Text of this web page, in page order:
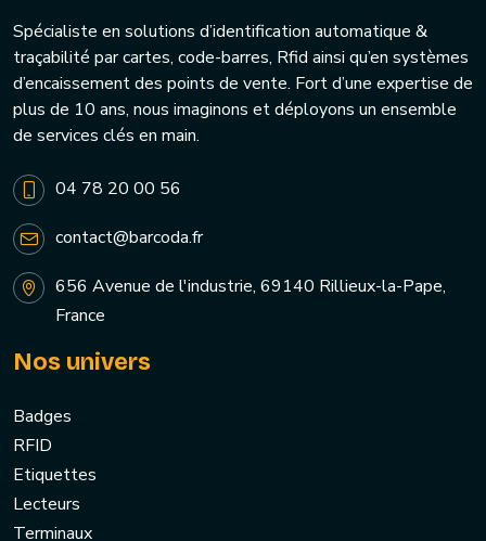
Spécialiste en solutions d’identification automatique &
traçabilité par cartes, code-barres, Rfid ainsi qu’en systèmes
d’encaissement des points de vente. Fort d’une expertise de
plus de 10 ans, nous imaginons et déployons un ensemble
de services clés en main.
04 78 20 00 56
contact@barcoda.fr
656 Avenue de l'industrie, 69140 Rillieux-la-Pape,
France
Nos univers
Badges
RFID
Etiquettes
Lecteurs
Terminaux